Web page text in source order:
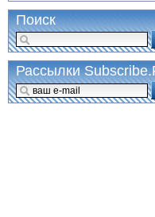
Поиск
Рассылки